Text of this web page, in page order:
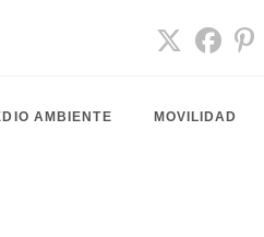
AMBIENTE MOVILIDAD